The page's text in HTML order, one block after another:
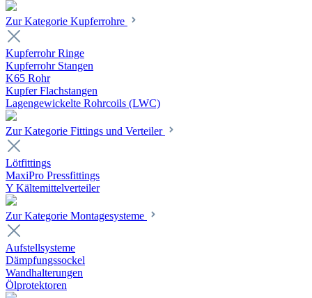
Zur Kategorie Kupferrohre
Kupferrohr Ringe
Kupferrohr Stangen
K65 Rohr
Kupfer Flachstangen
Lagengewickelte Rohrcoils (LWC)
Zur Kategorie Fittings und Verteiler
Lötfittings
MaxiPro Pressfittings
Y Kältemittelverteiler
Zur Kategorie Montagesysteme
Aufstellsysteme
Dämpfungssockel
Wandhalterungen
Ölprotektoren